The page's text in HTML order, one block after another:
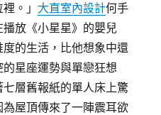
。」 大直室內設計何手
放《小星星》的嬰兒
的生活，比他想象中還
星座運勢與單戀狂想
層舊報紙的單人床上驚
屋頂傳來了一陣震耳欲